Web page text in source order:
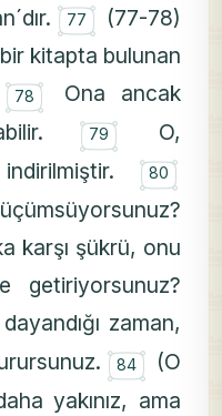
۝
77
(77-78)
kitapta bulunan
۝
78
Ona ancak
۝
79
O,
۝
80
karşı şükrü, onu
getiriyorsunuz?
zaman,
۝
84
(O
yakınız, ama